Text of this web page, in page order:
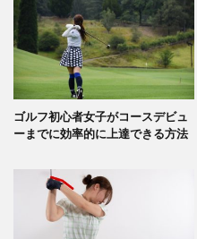
ゴルフ初心者女子がコースデビュ
ーまでに効率的に上達できる方法